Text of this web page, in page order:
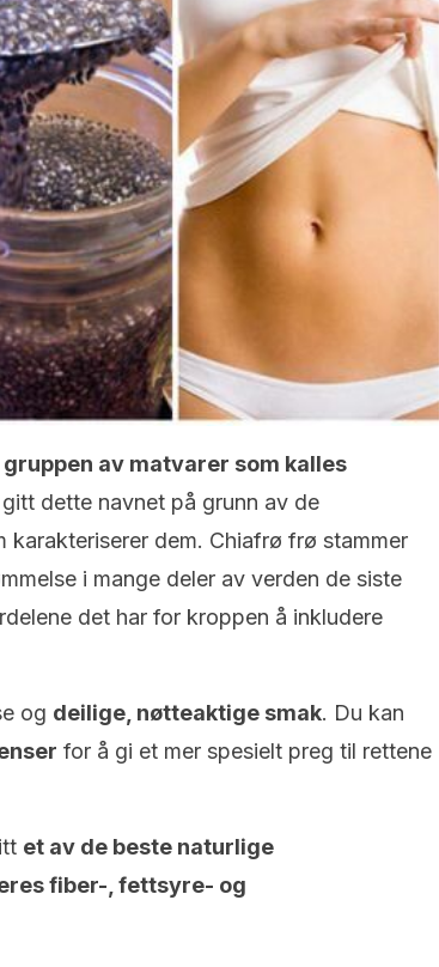
av matvarer som kalles
dette navnet på grunn av de
dem. Chiafrø frø stammer
i mange deler av verden de siste
det har for kroppen å inkludere
og deilige, nøtteaktige smak. Du kan
for å gi et mer spesielt preg til rettene
et av de beste naturlige
fiber-, fettsyre- og